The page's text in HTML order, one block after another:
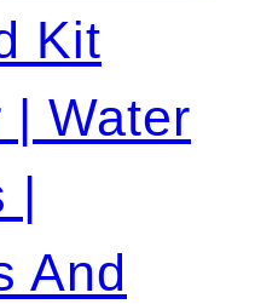
Kit
| Water
|
And